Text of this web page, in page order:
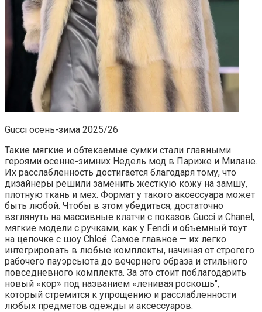
Gucci осень-зима 2025/26
Такие мягкие и обтекаемые сумки стали главными
героями осенне-зимних Недель мод в Париже и Милане.
Их расслабленность достигается благодаря тому, что
дизайнеры решили заменить жесткую кожу на замшу,
плотную ткань и мех. Формат у такого аксессуара может
быть любой. Чтобы в этом убедиться, достаточно
взглянуть на массивные клатчи с показов Gucci и Chanel,
мягкие модели с ручками, как у Fendi и объемный тоут
на цепочке с шоу Chloé. Самое главное — их легко
интегрировать в любые комплекты, начиная от строгого
рабочего пауэрсьюта до вечернего образа и стильного
повседневного комплекта. За это стоит поблагодарить
новый «кор» под названием «ленивая роскошь",
который стремится к упрощению и расслабленности
любых предметов одежды и аксессуаров.